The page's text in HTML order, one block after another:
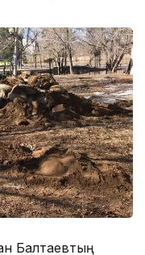
Балтаевтың